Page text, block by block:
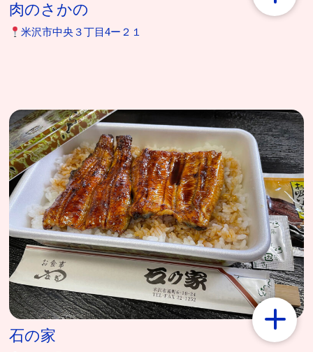
肉のさかの
米沢市中央３丁目4ー２１
石の家